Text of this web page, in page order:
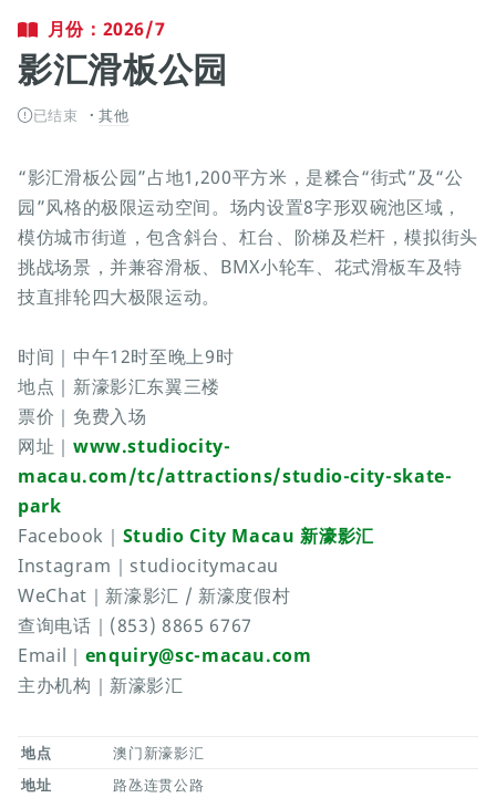
月份：2026/7
影汇滑板公园
已结束 其他
“影汇滑板公园”占地1,200平方米，是糅合“街式”及“公
园”风格的极限运动空间。场内设置8字形双碗池区域，
模仿城市街道，包含斜台、杠台、阶梯及栏杆，模拟街头
挑战场景，并兼容滑板、BMX小轮车、花式滑板车及特
技直排轮四大极限运动。
时间｜中午12时至晚上9时
地点｜新濠影汇东翼三楼
票价｜免费入场
网址｜ www.studiocity-
macau.com/tc/attractions/studio-city-skate-
park
Facebook｜ Studio City Macau 新濠影汇
Instagram｜studiocitymacau
WeChat｜新濠影汇 / 新濠度假村
查询电话｜(853) 8865 6767
Email｜ enquiry@sc-macau.com
主办机构｜新濠影汇
地点
澳门新濠影汇
地址
路氹连贯公路